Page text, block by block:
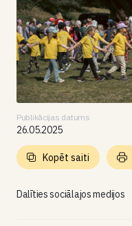
Publikācijas datums
26.05.2025
Dalīties sociālajos medijos
Kopēt saiti